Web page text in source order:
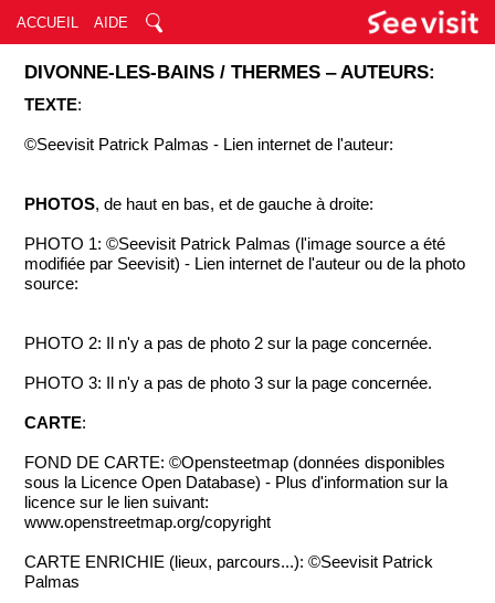
ACCUEIL AIDE
DIVONNE-LES-BAINS / THERMES ‒ AUTEURS:
TEXTE:
©Seevisit Patrick Palmas - Lien internet de l'auteur:
PHOTOS, de haut en bas, et de gauche à droite:
PHOTO 1: ©Seevisit Patrick Palmas (l'image source a été
modifiée par Seevisit) - Lien internet de l'auteur ou de la photo
source:
PHOTO 2: Il n'y a pas de photo 2 sur la page concernée.
PHOTO 3: Il n'y a pas de photo 3 sur la page concernée.
CARTE:
FOND DE CARTE: ©Opensteetmap (données disponibles
sous la Licence Open Database) - Plus d'information sur la
licence sur le lien suivant:
www.openstreetmap.org/copyright
CARTE ENRICHIE (lieux, parcours...): ©Seevisit Patrick
Palmas